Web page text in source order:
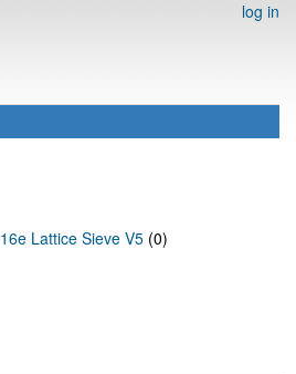
log in
16e Lattice Sieve V5 (0)